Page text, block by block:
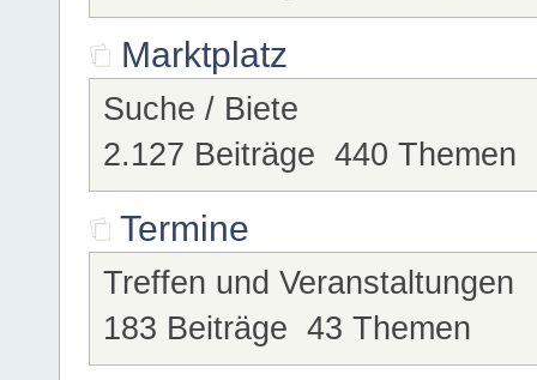
Marktplatz
Suche / Biete
2.127 Beiträge 440 Themen
Termine
Treffen und Veranstaltungen
183 Beiträge 43 Themen